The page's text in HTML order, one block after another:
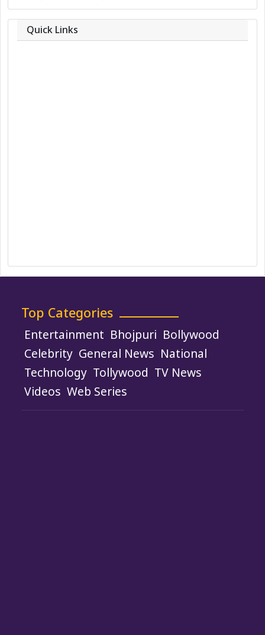
Quick Links
Top Categories
Entertainment Bhojpuri Bollywood
Celebrity General News National
Technology Tollywood TV News
Videos Web Series